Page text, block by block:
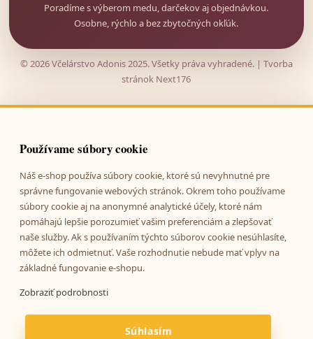
Poradíme s výberom medu, darčekov aj objednávkou.
Osobne, rýchlo a bez zbytočných okľúk.
© 2026 Včelárstvo Adonis 2025. Všetky práva vyhradené. | Tvorba
stránok Next176
Používame súbory cookie
Náš e-shop používa súbory cookie, ktoré sú nevyhnutné pre
správne fungovanie webových stránok. Okrem toho používame
súbory cookie aj na anonymné analytické účely, ktoré nám
pomáhajú lepšie porozumieť vašim preferenciám a zlepšovať
naše služby. Ak s používaním týchto súborov cookie nesúhlasíte,
môžete ich odmietnuť. Vaše rozhodnutie nebude mať vplyv na
základné fungovanie e-shopu.
Zobraziť podrobnosti
Súhlasím